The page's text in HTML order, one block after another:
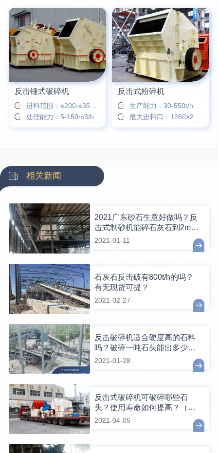
反击锤式破碎机
进料范围：≤200-≤350㎜
处理能力：5-150m3/h
反击式粉碎机
生产能力：30-550t/h
相关新闻
2021广东砂石生意好做吗？反
击式制砂机能碎石灰石到2mm
以下吗？
2021-01-11
石灰石反击破有800t/h的吗？
有无现货可提？
2021-02-27
反击破碎机适合硬度高的石料
吗？破碎一吨石头能出多少24
石子？
2021-01-28
反击式破碎机可破碎哪些石
头？使用寿命如何提高？（含
原理动图）
2021-04-05